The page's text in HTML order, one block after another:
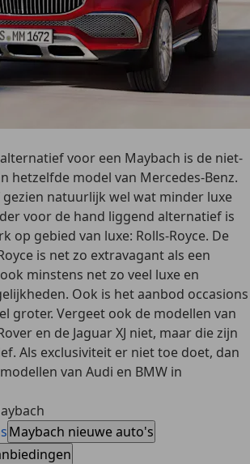
voor een Maybach is de niet-
hetzelfde model van Mercedes-Benz.
natuurlijk wel wat minder luxe
voor de hand liggend alternatief is
op gebied van luxe: Rolls-Royce. De
is net zo extravagantals een
minstens net zo veel luxe en
Ook is het aanbod occasions
groter. Vergeet ook de modellen van
en de Jaguar XJ niet, maar die zijn
. Als exclusiviteit er niet toe doet, dan
van Audi en BMW in
Maybach nieuwe auto's